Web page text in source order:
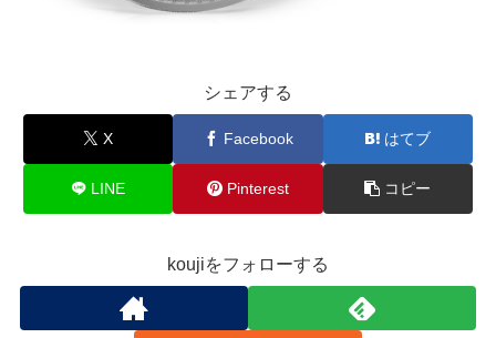
シェアする
X Facebook はてブ
LINE Pinterest コピー
koujiをフォローする